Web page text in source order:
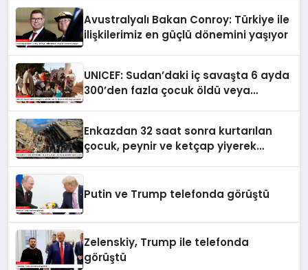
Avustralyalı Bakan Conroy: Türkiye ile
ilişkilerimiz en güçlü dönemini yaşıyor
UNICEF: Sudan’daki iç savaşta 6 ayda
300’den fazla çocuk öldü veya
Enkazdan 32 saat sonra kurtarılan
çocuk, peynir ve ketçap yiyerek
Putin ve Trump telefonda görüştü
Zelenskiy, Trump ile telefonda
görüştü